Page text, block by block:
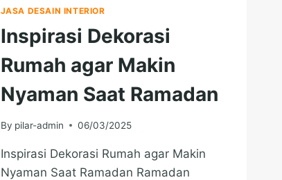
JASA DESAIN INTERIOR
Inspirasi Dekorasi
Rumah agar Makin
Nyaman Saat Ramadan
By pilar-admin 06/03/2025
Inspirasi Dekorasi Rumah agar Makin
Nyaman Saat Ramadan Ramadan